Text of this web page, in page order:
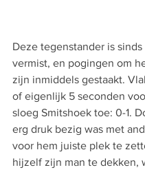
Deze tegenstander is
vermist, en pogingen om
zijn inmiddels gestaakt.
of eigenlijk 5 seconden
sloeg Smitshoek toe: 0-1.
erg druk bezig was met
voor hem juiste plek te
hijzelf zijn man te dekken,